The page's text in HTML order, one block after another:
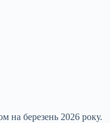
на березень 2026 року.